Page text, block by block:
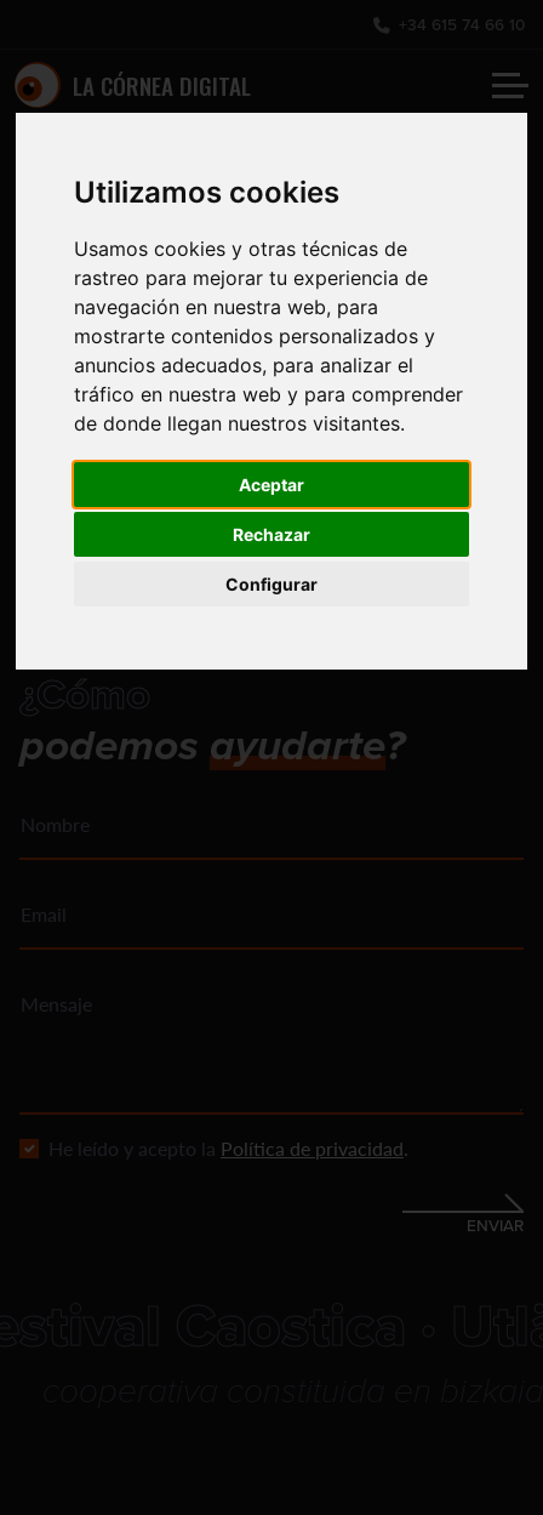
Utilizamos cookies
Usamos cookies y otras técnicas de
rastreo para mejorar tu experiencia de
navegación en nuestra web, para
mostrarte contenidos personalizados y
anuncios adecuados, para analizar el
tráfico en nuestra web y para comprender
de donde llegan nuestros visitantes.
Aceptar
Rechazar
Configurar
+34 615 74 66 10
LA CÓRNEA DIGITAL
¿Cómo
podemosayudarte?
Nombre
Email
Mensaje
He leído y acepto la Política de privacidad.
ENVIAR